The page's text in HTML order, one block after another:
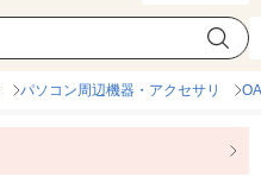
パソコン周辺機器・アクセサリ